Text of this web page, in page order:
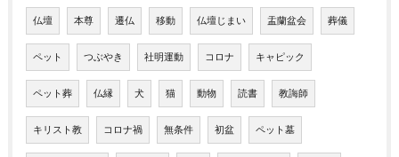
仏壇 本尊 遷仏 移動 仏壇じまい 盂蘭盆会 葬儀
ペット つぶやき 社明運動 コロナ キャピック
ペット葬 仏縁 犬 猫 動物 読書 教誨師
キリスト教 コロナ禍 無条件 初盆 ペット墓